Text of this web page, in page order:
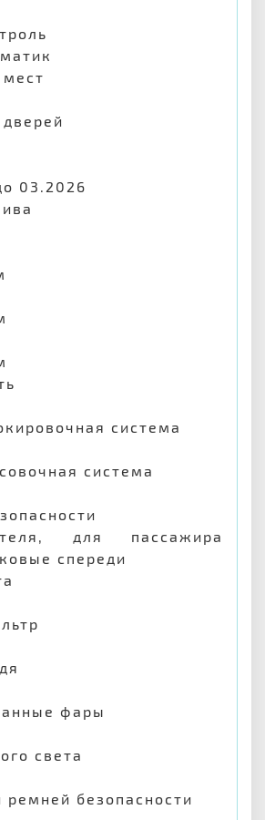
03.2026
система
система
для пассажира
спереди
фары
света
безопасности